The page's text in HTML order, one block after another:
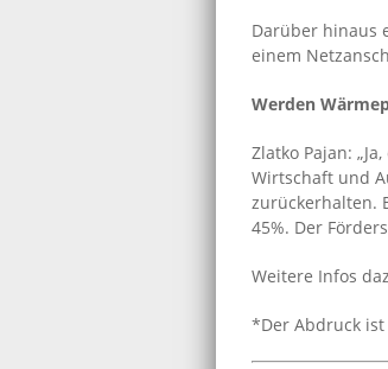
Darüber hinaus
einem
Werden
Zlatko Pajan:
Wirtschaft und
zurückerhalten.
45%. Der
Weitere Infos
*Der Abdruck